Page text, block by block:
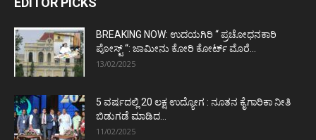
BREAKING NOW: ಉದಯಗಿರಿ “ ಪ್ರಚೋಧನಕಾರಿ
ಪೋಸ್ಟ್‌ “: ಜಾಮೀನು ಕೋರಿ ಕೋರ್ಟ್‌ ಮೊರೆ...
13/02/2025
5 ವರ್ಷದಲ್ಲಿ 20 ಲಕ್ಷ ಉದ್ಯೋಗ : ನೂತನ ಕೈಗಾರಿಕಾ ನೀತಿ
ಬಿಡುಗಡೆ ಮಾಡಿದ...
11/02/2025